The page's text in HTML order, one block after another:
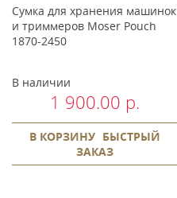
Сумка для хранения машинок
и триммеров Moser Pouch
1870-2450
В наличии
1 900.00 р.
В КОРЗИНУ БЫСТРЫЙ
ЗАКАЗ